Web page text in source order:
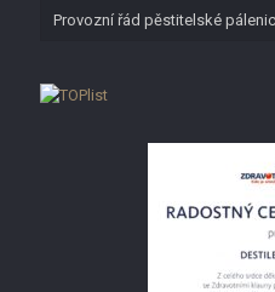
Provozní řád pěstitelské